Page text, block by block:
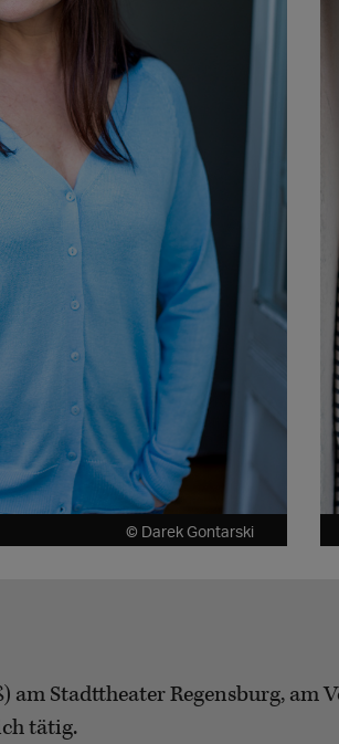
© Darek Gontarski
Stadttheater Regensburg, am
tätig.